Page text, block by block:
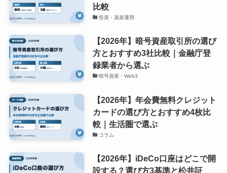
比較
投資・資産運用
【2026年】暗号資産取引所の選び
方とおすすめ3社比較｜金融庁登
録業者から選ぶ
暗号資産・Web3
【2026年】年会費無料クレジット
カードの選び方とおすすめ4枚比
較｜生活圏で選ぶ
コラム
【2026年】iDeCo口座はどこで開
設する？選び方3基準と松井証